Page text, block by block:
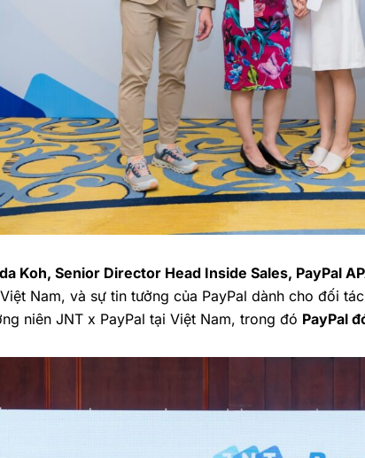
Koh, Senior Director Head Inside Sales, PayPal
Nam, và sự tin tưởng của PayPal dành cho đối
niên JNT x PayPal tại Việt Nam, trong đó PayPal